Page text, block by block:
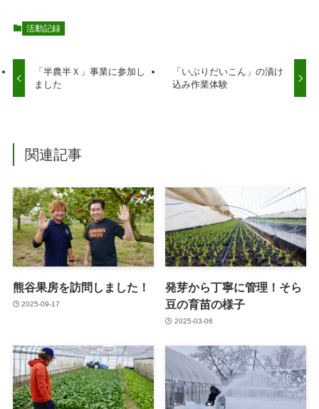
活動記録
「半農半Ｘ」事業に参加し
ました
「いぶりだいこん」の漬け
込み作業体験
関連記事
熊谷果房を訪問しました！
2025-09-17
発芽から丁寧に管理！そら
豆の育苗の様子
2025-03-06